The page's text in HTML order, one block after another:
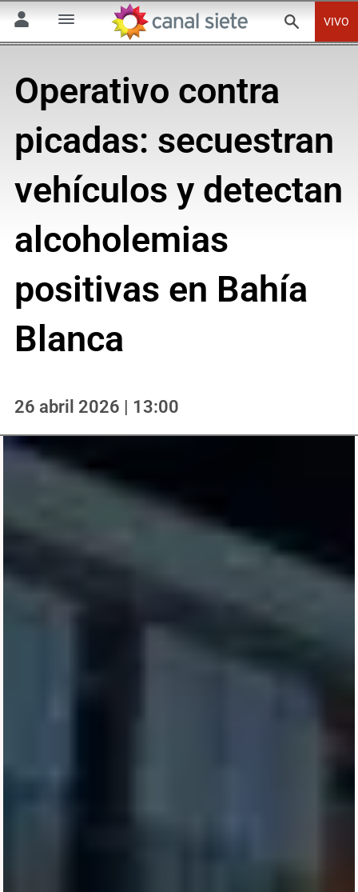
VIVO
Operativo contra
picadas: secuestran
vehículos y detectan
alcoholemias
positivas en Bahía
Blanca
26 abril 2026 | 13:00